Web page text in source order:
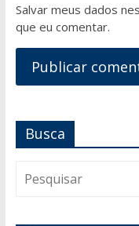
Salvar meus dados
que eu comentar.
Busca